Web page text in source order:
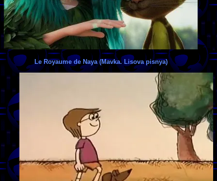
Le Royaume de Naya (Mavka. Lisova pisnya)